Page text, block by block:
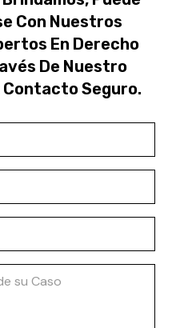
Con Nuestros
En Derecho
De Nuestro
Contacto Seguro.